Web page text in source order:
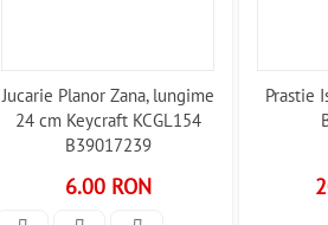
Jucarie Planor Zana, lungime
24 cm Keycraft KCGL154
B39017239
6.00 RON
Prastie